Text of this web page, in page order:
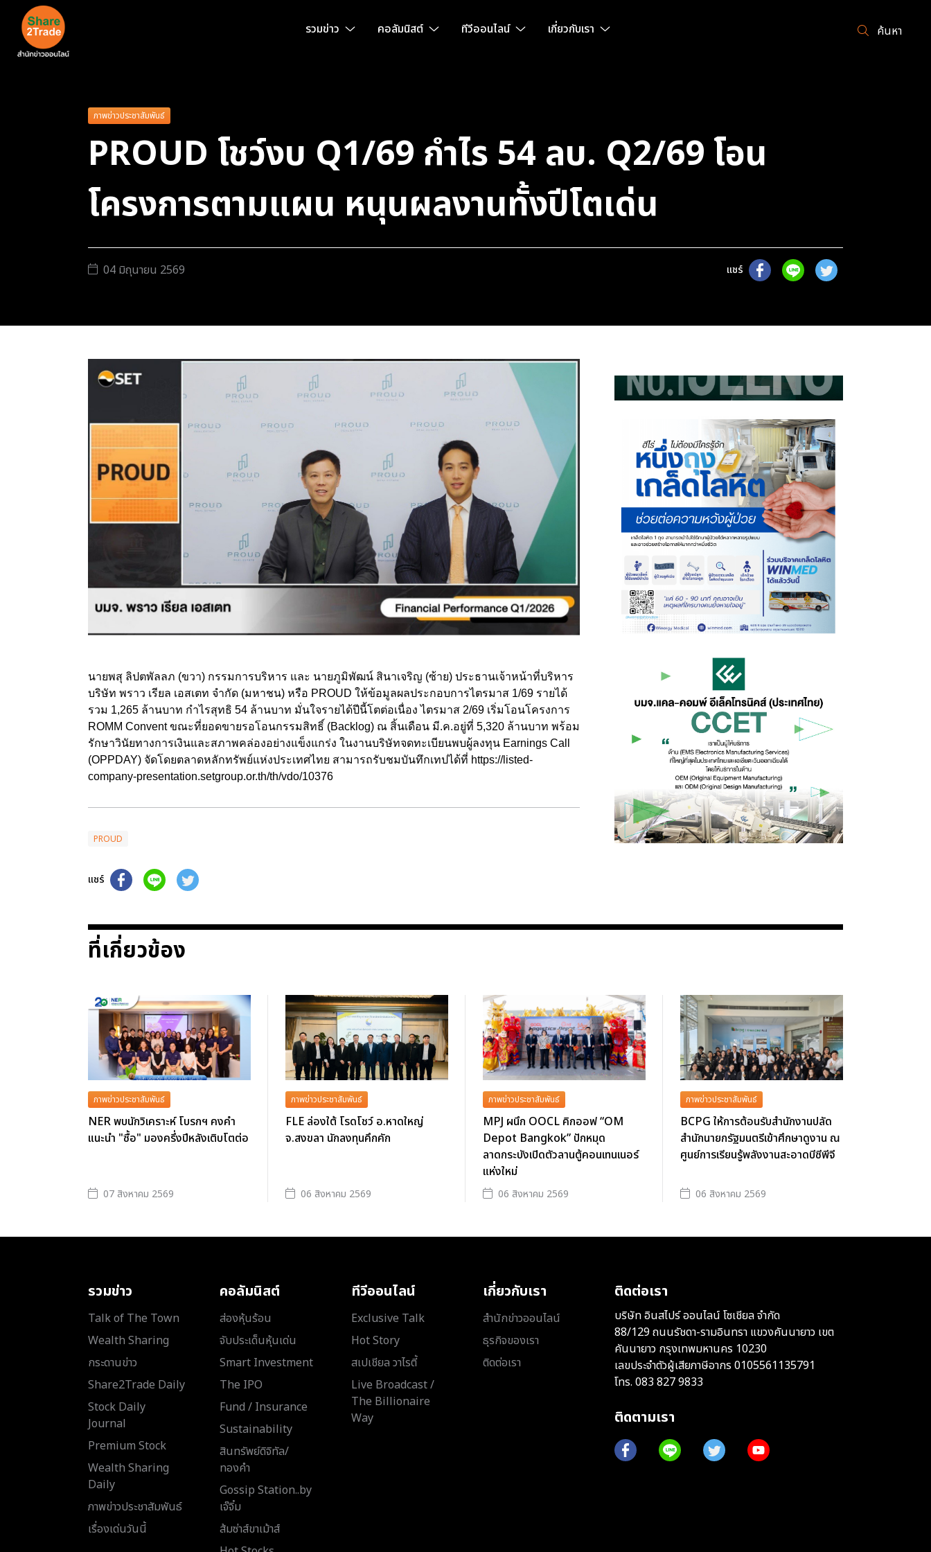
รวมข่าว คอลัมนิสต์ ทีวีออนไลน์ เกี่ยวกับเรา ค้นหา
ภาพข่าวประชาสัมพันธ์
PROUD โชว์งบ Q1/69 กำไร 54 ลบ. Q2/69 โอน
โครงการตามแผน หนุนผลงานทั้งปีโตเด่น
04 มิถุนายน 2569 แชร์
นายพสุ ลิปตพัลลภ (ขวา) กรรมการบริหาร และ นายภูมิพัฒน์ สินาเจริญ (ซ้าย) ประธานเจ้าหน้าที่บริหาร
บริษัท พราว เรียล เอสเตท จำกัด (มหาชน) หรือ PROUD ให้ข้อมูลผลประกอบการไตรมาส 1/69 รายได้
รวม 1,265 ล้านบาท กำไรสุทธิ 54 ล้านบาท มั่นใจรายได้ปีนี้โตต่อเนื่อง ไตรมาส 2/69 เริ่มโอนโครงการ
ROMM Convent ขณะที่ยอดขายรอโอนกรรมสิทธิ์ (Backlog) ณ สิ้นเดือน มี.ค.อยู่ที่ 5,320 ล้านบาท พร้อม
รักษาวินัยทางการเงินและสภาพคล่องอย่างแข็งแกร่ง ในงานบริษัทจดทะเบียนพบผู้ลงทุน Earnings Call
(OPPDAY) จัดโดยตลาดหลักทรัพย์แห่งประเทศไทย สามารถรับชมบันทึกเทปได้ที่ https://listed-
company-presentation.setgroup.or.th/th/vdo/10376
PROUD
แชร์
ที่เกี่ยวข้อง
ภาพข่าวประชาสัมพันธ์
NER พบนักวิเคราะห์ โบรกฯ คงคำ
แนะนำ "ซื้อ" มองครึ่งปีหลังเติบโตต่อ
07 สิงหาคม 2569
ภาพข่าวประชาสัมพันธ์
FLE ล่องใต้ โรดโชว์ อ.หาดใหญ่
จ.สงขลา นักลงทุนคึกคัก
06 สิงหาคม 2569
ภาพข่าวประชาสัมพันธ์
MPJ ผนึก OOCL คิกออฟ “OM
Depot Bangkok” ปักหมุด
ลาดกระบังเปิดตัวลานตู้คอนเทนเนอร์
แห่งใหม่
06 สิงหาคม 2569
ภาพข่าวประชาสัมพันธ์
BCPG ให้การต้อนรับสำนักงานปลัด
สำนักนายกรัฐมนตรีเข้าศึกษาดูงาน ณ
ศูนย์การเรียนรู้พลังงานสะอาดบีซีพีจี
06 สิงหาคม 2569
รวมข่าว
Talk of The Town
Wealth Sharing
กระดานข่าว
Share2Trade Daily
Stock Daily
Journal
Premium Stock
Wealth Sharing
Daily
ภาพข่าวประชาสัมพันธ์
เรื่องเด่นวันนี้
คอลัมนิสต์
ส่องหุ้นร้อน
จับประเด็นหุ้นเด่น
Smart Investment
The IPO
Fund / Insurance
Sustainability
สินทรัพย์ดิจิทัล/
ทองคำ
Gossip Station..by
เจ๊จิ๋ม
ส้มซ่าส์ขาเม้าส์
ทีวีออนไลน์
Exclusive Talk
Hot Story
สเปเชียล วาไรตี้
Live Broadcast /
The Billionaire
Way
เกี่ยวกับเรา
สำนักข่าวออนไลน์
ธุรกิจของเรา
ติดต่อเรา
ติดต่อเรา
บริษัท อินสไปร์ ออนไลน์ โซเชียล จำกัด
88/129 ถนนรัชดา-รามอินทรา แขวงคันนายาว เขต
คันนายาว กรุงเทพมหานคร 10230
เลขประจำตัวผู้เสียภาษีอากร 0105561135791
โทร. 083 827 9833
ติดตามเรา